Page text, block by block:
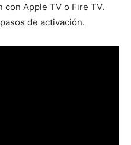
con Apple TV o Fire TV.
de activación.